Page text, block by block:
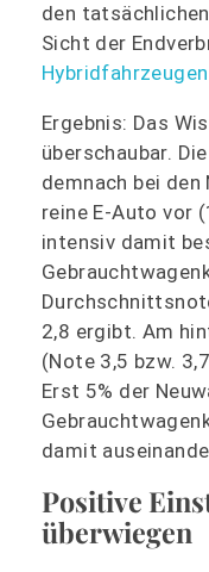
den
Sicht der
Hybridfahrzeugen
Ergebnis: Das
überschaubar.
demnach bei den
reine E-Auto vor
intensiv damit
2,8 ergibt. Am
(Note 3,5 bzw.
Erst 5% der
damit
Positive
überwiegen